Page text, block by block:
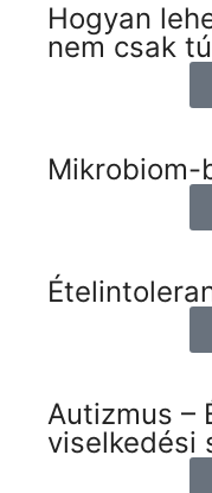
Hogyan
nem csak
Autizmus –
viselkedési